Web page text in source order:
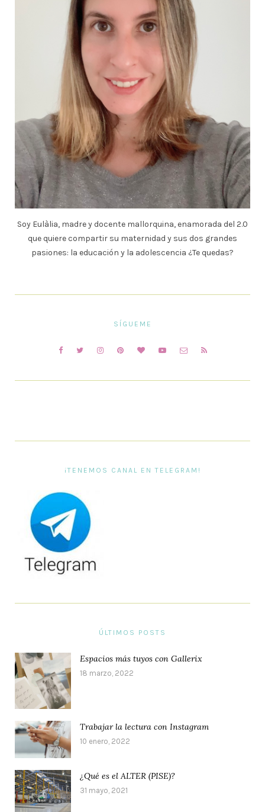
Soy Eulàlia, madre y docente mallorquina, enamorada del 2.0
que quiere compartir su maternidad y sus dos grandes
pasiones: la educación y la adolescencia ¿Te quedas?
SÍGUEME
¡TENEMOS CANAL EN TELEGRAM!
ÚLTIMOS POSTS
Espacios más tuyos con Gallerix
18 marzo, 2022
Trabajar la lectura con Instagram
10 enero, 2022
¿Qué es el ALTER (PISE)?
31 mayo, 2021